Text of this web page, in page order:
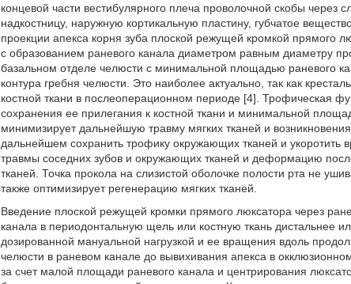
концевой части вестибулярного плеча проволочной скобы через
надкостницу, наружную кортикальную пластину, губчатое
проекции апекса корня зуба плоской режущей кромкой прямого
с образованием раневого канала диаметром равным диаметру
базальном отделе челюсти с минимальной площадью раневого
контура гребня челюсти. Это наиболее актуально, так как
костной ткани в послеоперационном периоде [4]. Трофическая
сохранения ее прилегания к костной ткани и минимальной
минимизирует дальнейшую травму мягких тканей и
дальнейшем сохранить трофику окружающих тканей и укоротить
травмы соседних зубов и окружающих тканей и деформацию
тканей. Точка прокола на слизистой оболочке полости рта не
также оптимизирует регенерацию мягких тканей.
Введение плоской режущей кромки прямого люксатора через
канала в периодонтальную щель или костную ткань дистальнее
дозированной мануальной нагрузкой и ее вращения вдоль
челюсти в раневом канале до вывихивания апекса в
за счет малой площади раневого канала и центрирования